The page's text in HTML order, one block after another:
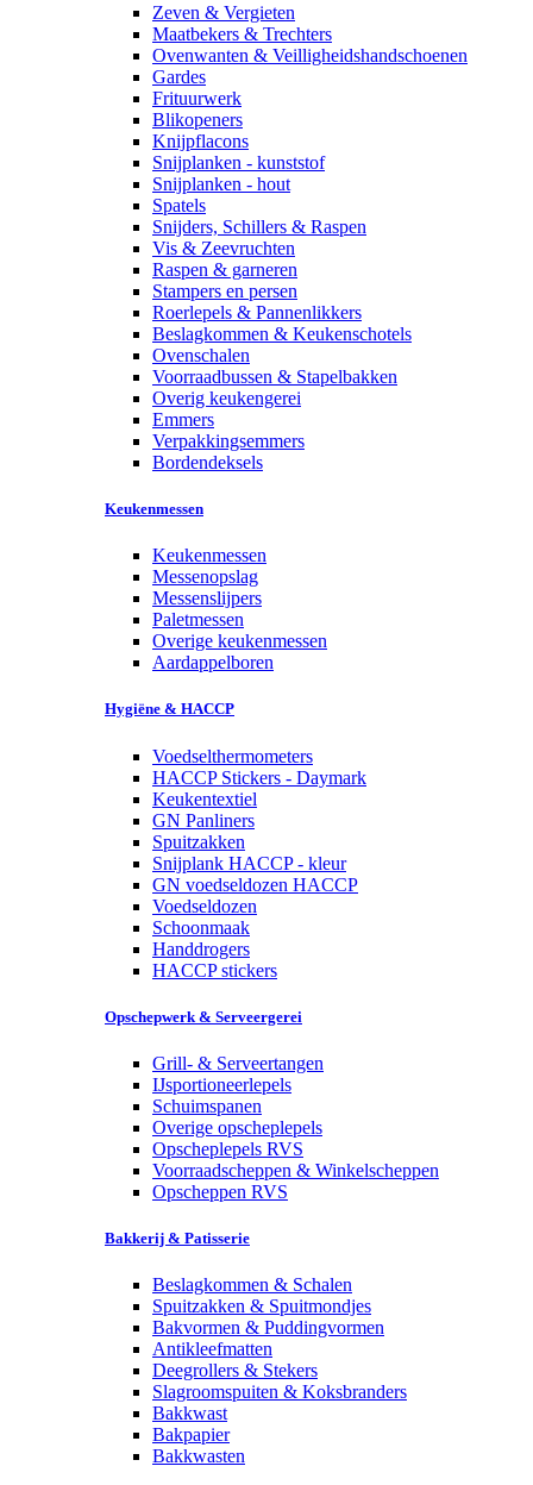
Zeven & Vergieten
Maatbekers & Trechters
Ovenwanten & Veilligheidshandschoenen
Gardes
Frituurwerk
Blikopeners
Knijpflacons
Snijplanken - kunststof
Snijplanken - hout
Spatels
Snijders, Schillers & Raspen
Vis & Zeevruchten
Raspen & garneren
Stampers en persen
Roerlepels & Pannenlikkers
Beslagkommen & Keukenschotels
Ovenschalen
Voorraadbussen & Stapelbakken
Overig keukengerei
Emmers
Verpakkingsemmers
Bordendeksels
Keukenmessen
Keukenmessen
Messenopslag
Messenslijpers
Paletmessen
Overige keukenmessen
Aardappelboren
Hygiëne & HACCP
Voedselthermometers
HACCP Stickers - Daymark
Keukentextiel
GN Panliners
Spuitzakken
Snijplank HACCP - kleur
GN voedseldozen HACCP
Voedseldozen
Schoonmaak
Handdrogers
HACCP stickers
Opschepwerk & Serveergerei
Grill- & Serveertangen
IJsportioneerlepels
Schuimspanen
Overige opscheplepels
Opscheplepels RVS
Voorraadscheppen & Winkelscheppen
Opscheppen RVS
Bakkerij & Patisserie
Beslagkommen & Schalen
Spuitzakken & Spuitmondjes
Bakvormen & Puddingvormen
Antikleefmatten
Deegrollers & Stekers
Slagroomspuiten & Koksbranders
Bakkwast
Bakpapier
Bakkwasten